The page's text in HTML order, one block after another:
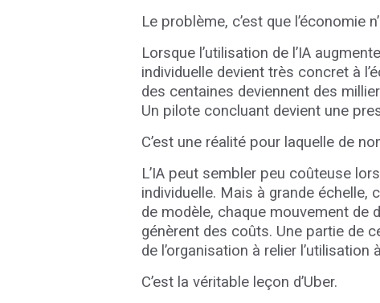
Le problème, c’est que l’économie
Lorsque l’utilisation de l’IA
individuelle devient très concret à
des centaines deviennent des
Un pilote concluant devient une
C’est une réalité pour laquelle de
L’IA peut sembler peu coûteuse
individuelle. Mais à grande échelle,
de modèle, chaque mouvement de
génèrent des coûts. Une partie de
de l’organisation à relier l’utilisation
C’est la véritable leçon d’Uber.